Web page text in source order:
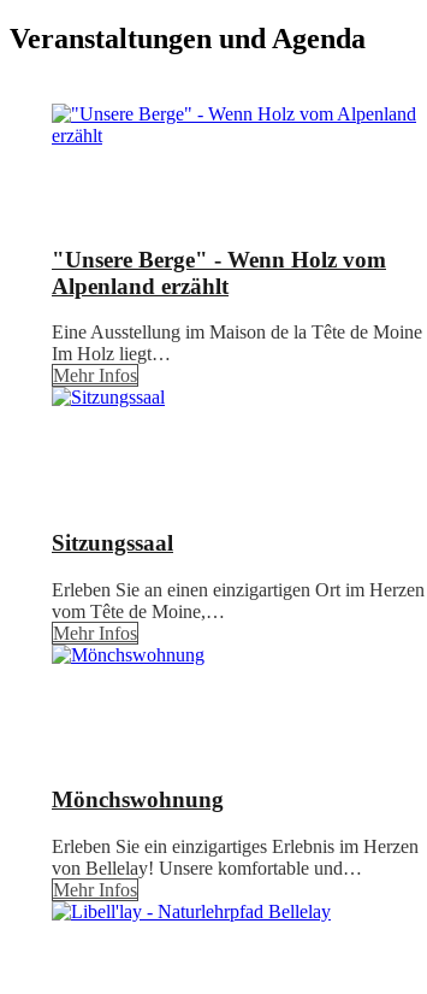
Veranstaltungen und Agenda
"Unsere Berge" - Wenn Holz vom
Alpenland erzählt
Eine Ausstellung im Maison de la Tête de Moine
Im Holz liegt…
Mehr Infos
Sitzungssaal
Erleben Sie an einen einzigartigen Ort im Herzen
vom Tête de Moine,…
Mehr Infos
Mönchswohnung
Erleben Sie ein einzigartiges Erlebnis im Herzen
von Bellelay! Unsere komfortable und…
Mehr Infos